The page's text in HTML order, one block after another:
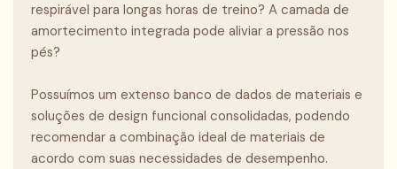
respirável para longas horas de treino? A camada de
amortecimento integrada pode aliviar a pressão nos
pés?
Possuímos um extenso banco de dados de materiais e
soluções de design funcional consolidadas, podendo
recomendar a combinação ideal de materiais de
acordo com suas necessidades de desempenho.